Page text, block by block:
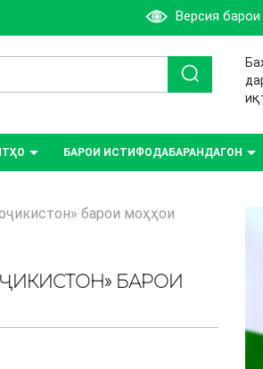
Версия
БАРОИ ИСТИФОДАБАРАНДАГОН
барои моҳҳои
БАРОИ